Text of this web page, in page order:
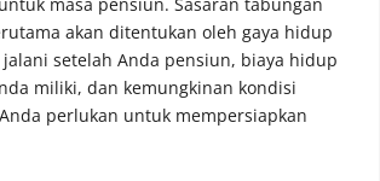
akan ditentukan oleh gaya hidup
setelah Anda pensiun, biaya hidup
miliki, dan kemungkinan kondisi
perlukan untuk mempersiapkan